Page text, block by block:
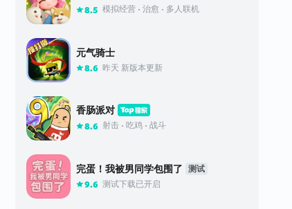
8.5 模拟经营 治愈 多人联机
元气骑士
8.6 昨天 新版本更新
香肠派对
8.6 射击 吃鸡 战斗
完蛋！我被男同学包围了 测试
9.6 测试下载已开启